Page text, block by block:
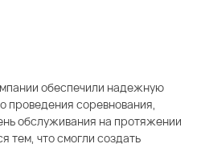
обеспечили надежную
проведения соревнования,
обслуживания на протяжении
тем, что смогли создать